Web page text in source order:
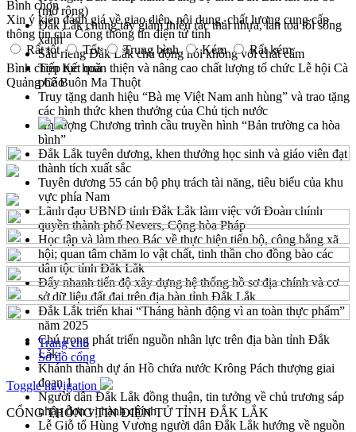
(mở rộng)
Đắk Lắk chung tay giảm thiểu rác thải nhựa, lan tỏa lối sống
xanh
Sầu riêng Đắk Lắk chủ động nói không với chất cấm
Tiếp tục hoàn thiện và nâng cao chất lượng tổ chức Lễ hội Cà
phê Buôn Ma Thuột
Truy tặng danh hiệu “Bà mẹ Việt Nam anh hùng” và trao tặng
các hình thức khen thưởng của Chủ tịch nước
Ấn tượng Chương trình cầu truyền hình “Bản trường ca hòa
bình”
Đắk Lắk tuyên dương, khen thưởng học sinh và giáo viên đạt
thành tích xuất sắc
Tuyên dương 55 cán bộ phụ trách tài năng, tiêu biểu của khu
vực phía Nam
Lãnh đạo UBND tỉnh Đắk Lắk làm việc với Đoàn chính
quyền thành phố Nevers, Cộng hòa Pháp
Học tập và làm theo Bác về thực hiện tiến bộ, công bằng xã
hội; quan tâm chăm lo vật chất, tinh thần cho đồng bào các
dân tộc tỉnh Đắk Lắk
Đẩy nhanh tiến độ xây dựng hệ thống hồ sơ địa chính và cơ
sở dữ liệu đất đai trên địa bàn tỉnh Đắk Lắk
Đắk Lắk triển khai “Tháng hành động vì an toàn thực phẩm”
năm 2025
Chú trọng phát triển nguồn nhân lực trên địa bàn tỉnh Đắk
Lắk
Khánh thành dự án Hồ chứa nước Krông Pách thượng giai
đoạn 1
Người dân Đắk Lắk đồng thuận, tin tưởng về chủ trương sáp
nhập đơn vị hành chính
Lễ Giỗ tổ Hùng Vương người dân Đắk Lắk hướng về nguồn
Bình chọn
Xin ý kiến đánh giá về giao diện, nội dung, chất lượng cung cấp
thông tin của Cổng thông tin điện tử tỉnh
Rất tốt
Tốt Trung bình Kém
Rất kém
Bình chọnKết quả
Quảng Cáo
Trang chủ
Sơ đồ cổng
Toggle navigation
CỔNG THÔNG TIN ĐIỆN TỬ TỈNH ĐẮK LẮK